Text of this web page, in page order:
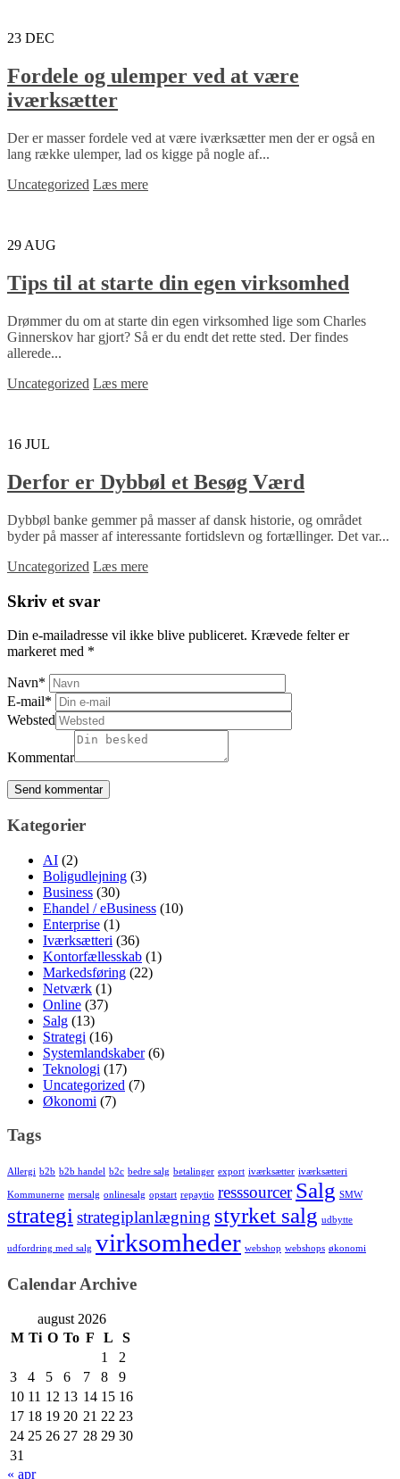
23 DEC
Fordele og ulemper ved at være
iværksætter
Der er masser fordele ved at være iværksætter men der er også en
lang række ulemper, lad os kigge på nogle af...
Uncategorized Læs mere
29 AUG
Tips til at starte din egen virksomhed
Drømmer du om at starte din egen virksomhed lige som Charles
Ginnerskov har gjort? Så er du endt det rette sted. Der findes
allerede...
Uncategorized Læs mere
16 JUL
Derfor er Dybbøl et Besøg Værd
Dybbøl banke gemmer på masser af dansk historie, og området
byder på masser af interessante fortidslevn og fortællinger. Det var...
Uncategorized Læs mere
Skriv et svar
Din e-mailadresse vil ikke blive publiceret. Krævede felter er
markeret med *
Navn*
E-mail*
Websted
Kommentar
Kategorier
AI (2)
Boligudlejning (3)
Business (30)
Ehandel / eBusiness (10)
Enterprise (1)
Iværksætteri (36)
Kontorfællesskab (1)
Markedsføring (22)
Netværk (1)
Online (37)
Salg (13)
Strategi (16)
Systemlandskaber(6)
Teknologi (17)
Uncategorized (7)
Økonomi (7)
Tags
Allergi b2b b2b handel b2c bedre salg betalinger export iværksætter iværksætteri
Kommunerne mersalg onlinesalg opstart repaytio resssourcer Salg SMW
strategi strategiplanlægning styrket salg udbytte
udfordring med salg virksomheder webshop webshops økonomi
Calendar Archive
august 2026
M Ti O To F L
S
1
2
3
4 5 6 7 8
9
10 11 12 13 14 15 16
17 18 19 20 21 22 23
24 25 26 27 28 29 30
31
« apr